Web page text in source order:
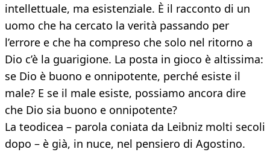
intellettuale, ma esistenziale. È il racconto di un
uomo che ha cercato la verità passando per
l’errore e che ha compreso che solo nel ritorno a
Dio c’è la guarigione. La posta in gioco è altissima:
se Dio è buono e onnipotente, perché esiste il
male? E se il male esiste, possiamo ancora dire
che Dio sia buono e onnipotente?
La teodicea – parola coniata da Leibniz molti secoli
dopo – è già, in nuce, nel pensiero di Agostino.